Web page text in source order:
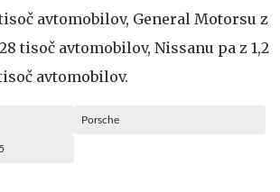
avtomobilov, General Motorsu z
tisoč avtomobilov, Nissanu pa z 1,2
avtomobilov.
Porsche